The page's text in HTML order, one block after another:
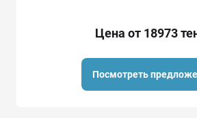
Цена от 18973
Посмотреть